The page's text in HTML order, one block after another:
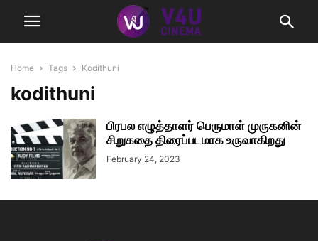
Home Tags Kodithuni
kodithuni
பிரபல எழுத்தாளர் பெருமாள் முருகனின்
சிறுகதை திரைப்படமாக உருவாகிறது
February 24, 2023